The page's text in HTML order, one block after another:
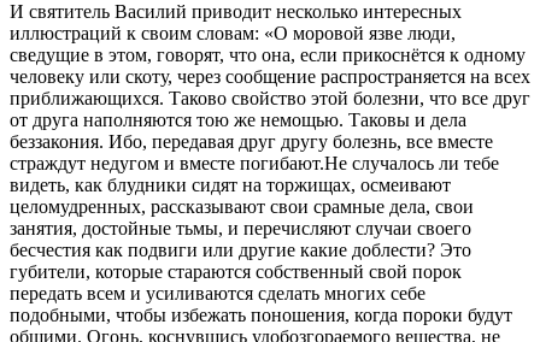
И святитель Василий приводит несколько интересных
иллюстраций к своим словам: «О моровой язве люди,
сведущие в этом, говорят, что она, если прикоснётся к одному
человеку или скоту, через сообщение распространяется на всех
приближающихся. Таково свойство этой болезни, что все друг
от друга наполняются тою же немощью. Таковы и дела
беззакония. Ибо, передавая друг другу болезнь, все вместе
страждут недугом и вместе погибают.Не случалось ли тебе
видеть, как блудники сидят на торжищах, осмеивают
целомудренных, рассказывают свои срамные дела, свои
занятия, достойные тьмы, и перечисляют случаи своего
бесчестия как подвиги или другие какие доблести? Это
губители, которые стараются собственный свой порок
передать всем и усиливаются сделать многих себе
подобными, чтобы избежать поношения, когда пороки будут
общими. Огонь, коснувшись удобозгораемого вещества, не